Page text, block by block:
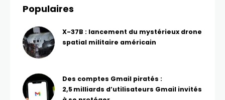
Populaires
X-37B : lancement du mystérieux drone
spatial militaire américain
Des comptes Gmail piratés :
2,5 milliards d’utilisateurs Gmail invités